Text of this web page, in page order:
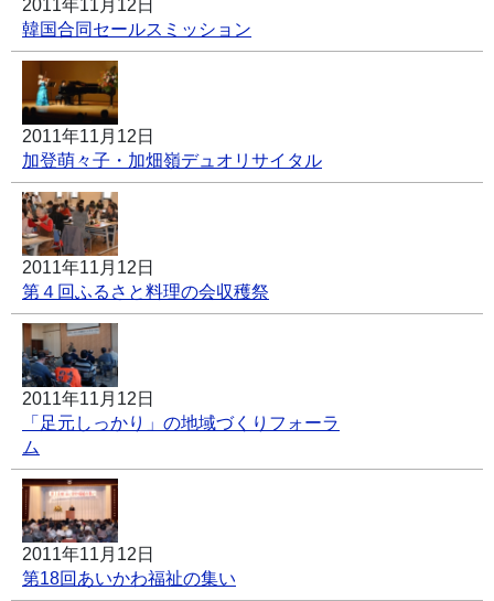
2011年11月12日
韓国合同セールスミッション
2011年11月12日
加登萌々子・加畑嶺デュオリサイタル
2011年11月12日
第４回ふるさと料理の会収穫祭
2011年11月12日
「足元しっかり」の地域づくりフォーラ
ム
2011年11月12日
第18回あいかわ福祉の集い